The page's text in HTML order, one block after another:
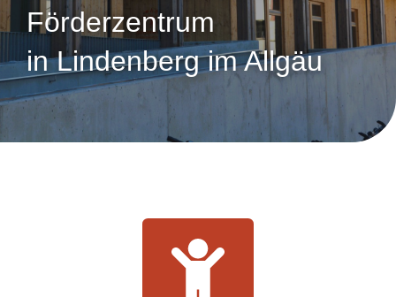
Förderzentrum
in Lindenberg im Allgäu